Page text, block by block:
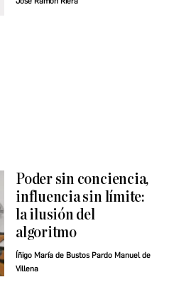
Poder sin conciencia,
influencia sin límite:
la ilusión del
algoritmo
Íñigo María de Bustos Pardo Manuel de
Villena